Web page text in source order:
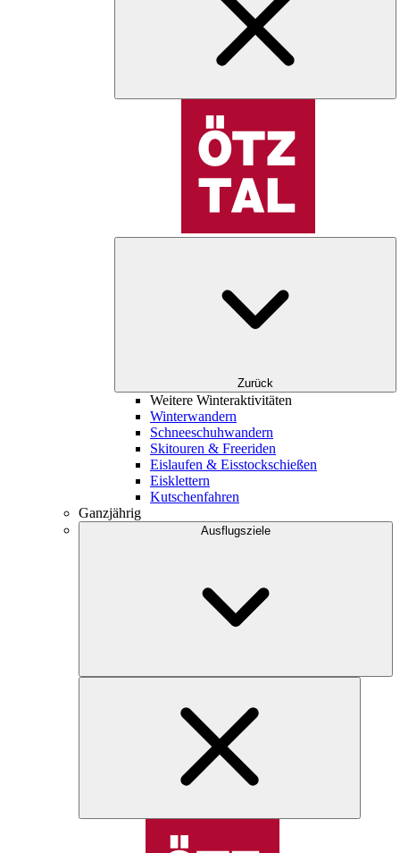
Zurück
Weitere Winteraktivitäten
Winterwandern
Schneeschuhwandern
Skitouren & Freeriden
Eislaufen & Eisstockschießen
Eisklettern
Kutschenfahren
Ganzjährig
Ausflugsziele